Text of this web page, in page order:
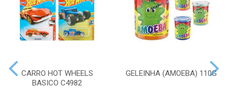
CARRO HOT WHEELS
BASICO C4982
GELEINHA (AMOEBA) 110G